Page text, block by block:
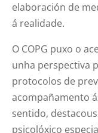
elaboración de
á realidade.
O COPG puxo o
unha perspectiva
protocolos de
acompañamento
sentido,
psicolóxico